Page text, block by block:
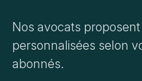
Nos avocats
personnalisées selon
abonnés.